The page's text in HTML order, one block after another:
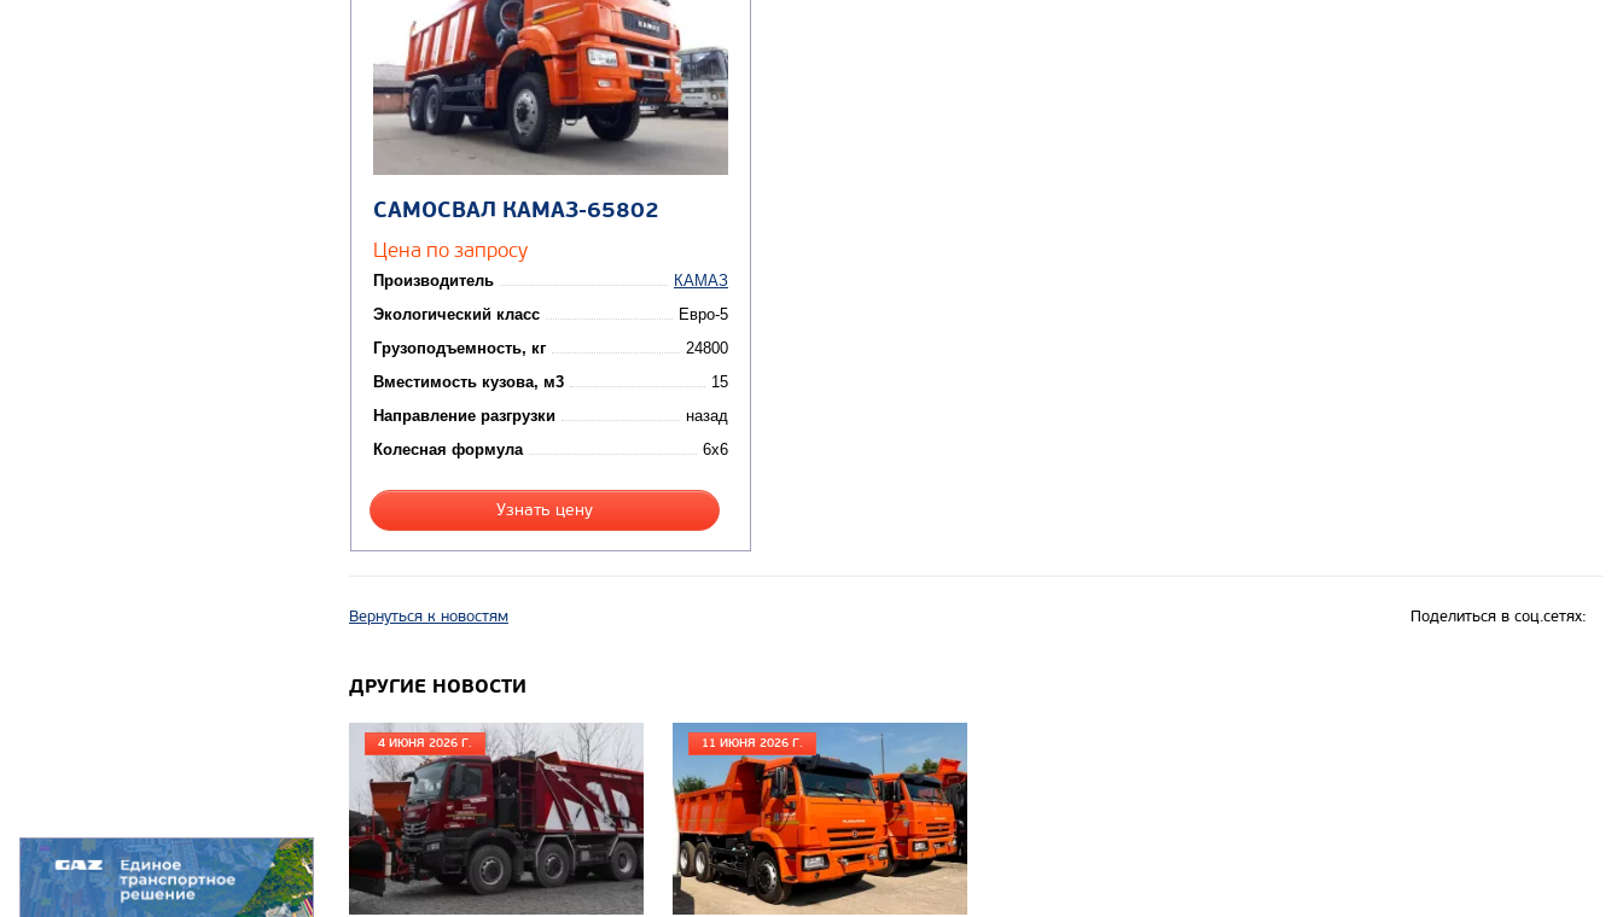
САМОСВАЛ КАМАЗ-65802
Цена по запросу
Производитель
КАМАЗ
Экологический класс
Евро-5
Грузоподъемность, кг
24800
Вместимость кузова, м3
15
Направление разгрузки
назад
Колесная формула
6x6
Узнать цену
Вернуться к новостям Поделиться в соц.сетях:
ДРУГИЕ НОВОСТИ
4 ИЮНЯ 2026 Г. 11 ИЮНЯ 2026 Г.